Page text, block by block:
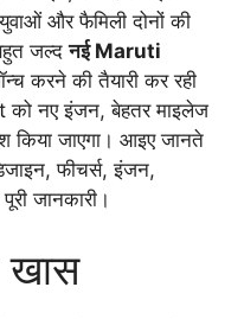
और फैमिली दोनों की
जल्दनई Maruti
करने की तैयारी कर रही
को नए इंजन, बेहतर माइलेज
जाएगा। आइए जानते
फीचर्स, इंजन,
जानकारी।
खास